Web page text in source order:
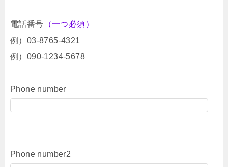
電話番号 （一つ必須）
例）03-8765-4321
例）090-1234-5678
Phone number
Phone number2